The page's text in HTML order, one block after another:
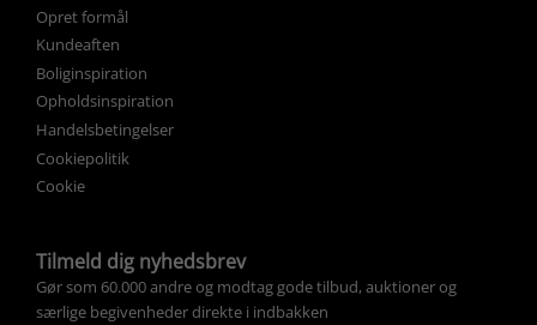
Opret formål
Kundeaften
Boliginspiration
Opholdsinspiration
Handelsbetingelser
Cookiepolitik
Cookie
Tilmeld dig nyhedsbrev
Gør som 60.000 andre og modtag gode tilbud, auktioner og
særlige begivenheder direkte i indbakken